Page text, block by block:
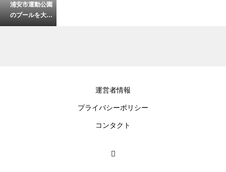
浦安市運動公園
のプールを大満
喫！料金やスラ
運営者情報
プライバシーポリシー
コンタクト